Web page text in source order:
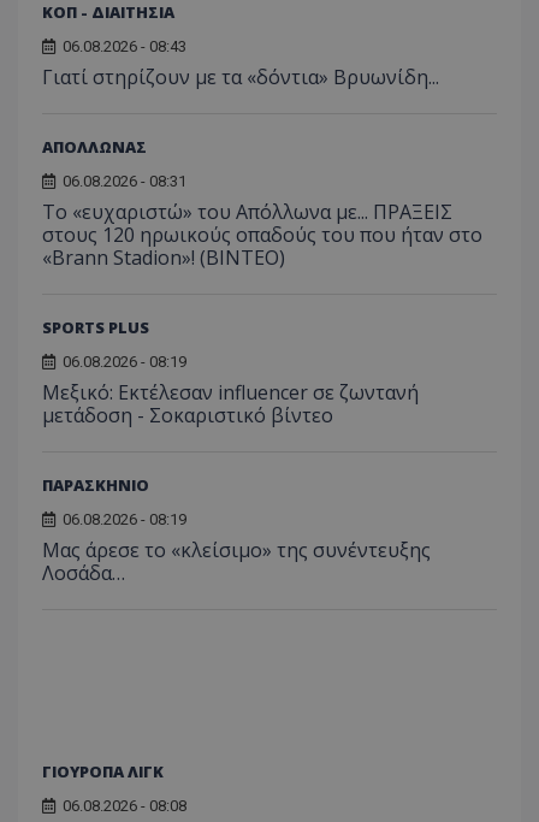
ΚΟΠ - ΔΙΑΙΤΗΣΙΑ
06.08.2026 - 08:43
Γιατί στηρίζουν με τα «δόντια» Βρυωνίδη...
ΑΠΟΛΛΩΝΑΣ
06.08.2026 - 08:31
Το «ευχαριστώ» του Απόλλωνα με... ΠΡΑΞΕΙΣ
στους 120 ηρωικούς οπαδούς του που ήταν στο
«Brann Stadion»! (ΒΙΝΤΕΟ)
SPORTS PLUS
06.08.2026 - 08:19
Μεξικό: Εκτέλεσαν influencer σε ζωντανή
μετάδοση - Σοκαριστικό βίντεο
ΠΑΡΑΣΚΗΝΙΟ
06.08.2026 - 08:19
Μας άρεσε το «κλείσιμο» της συνέντευξης
Λοσάδα…
ΓΙΟΥΡΟΠΑ ΛΙΓΚ
06.08.2026 - 08:08